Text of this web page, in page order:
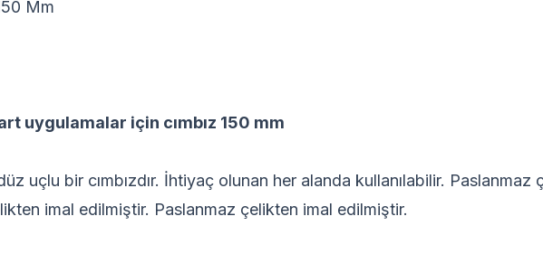
Mm
uygulamalar için cımbız 150 mm
uçlu bir cımbızdır. İhtiyaç olunan her alanda kullanılabilir. Paslanmaz
imal edilmiştir. Paslanmaz çelikten imal edilmiştir.